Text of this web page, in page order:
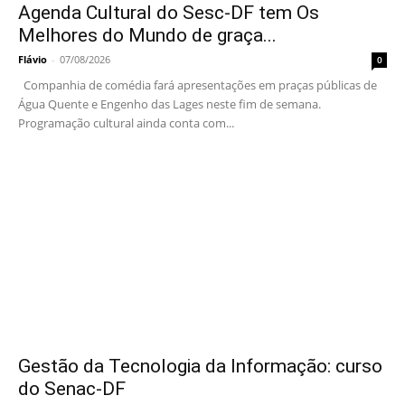
Agenda Cultural do Sesc-DF tem Os
Melhores do Mundo de graça...
Flávio - 07/08/2026 0
Companhia de comédia fará apresentações em praças públicas de
Água Quente e Engenho das Lages neste fim de semana.
Programação cultural ainda conta com...
Gestão da Tecnologia da Informação: curso
do Senac-DF